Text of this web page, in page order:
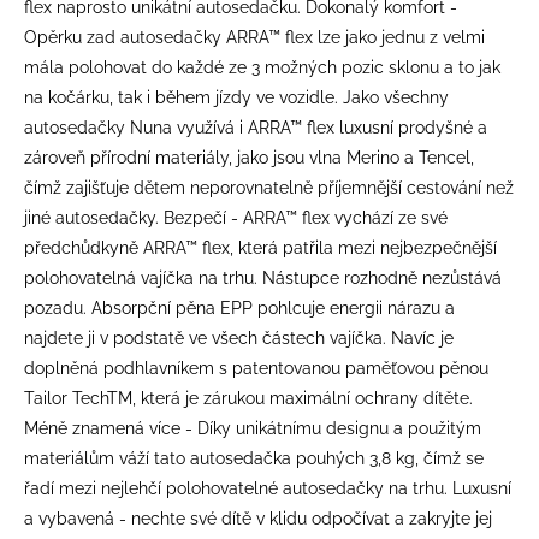
flex naprosto unikátní autosedačku. Dokonalý komfort -
Opěrku zad autosedačky ARRA™ flex lze jako jednu z velmi
mála polohovat do každé ze 3 možných pozic sklonu a to jak
na kočárku, tak i během jízdy ve vozidle. Jako všechny
autosedačky Nuna využívá i ARRA™ flex luxusní prodyšné a
zároveň přírodní materiály, jako jsou vlna Merino a Tencel,
čímž zajišťuje dětem neporovnatelně příjemnější cestování než
jiné autosedačky. Bezpečí - ARRA™ flex vychází ze své
předchůdkyně ARRA™ flex, která patřila mezi nejbezpečnější
polohovatelná vajíčka na trhu. Nástupce rozhodně nezůstává
pozadu. Absorpční pěna EPP pohlcuje energii nárazu a
najdete ji v podstatě ve všech částech vajíčka. Navíc je
doplněná podhlavníkem s patentovanou paměťovou pěnou
Tailor TechTM, která je zárukou maximální ochrany dítěte.
Méně znamená více - Díky unikátnímu designu a použitým
materiálům váží tato autosedačka pouhých 3,8 kg, čímž se
řadí mezi nejlehčí polohovatelné autosedačky na trhu. Luxusní
a vybavená - nechte své dítě v klidu odpočívat a zakryjte jej